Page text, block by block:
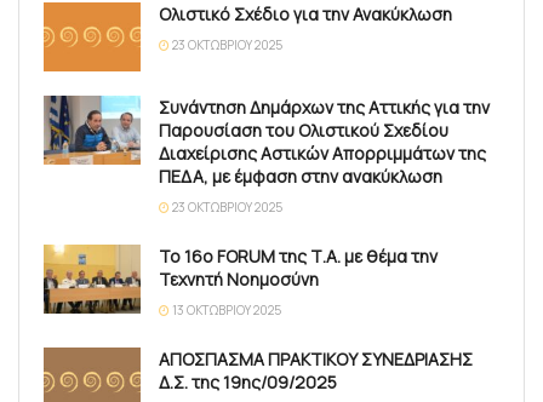
Ολιστικό Σχέδιο για την Ανακύκλωση
23 ΟΚΤΩΒΡΊΟΥ 2025
Συνάντηση Δημάρχων της Αττικής για την
Παρουσίαση του Ολιστικού Σχεδίου
Διαχείρισης Αστικών Απορριμμάτων της
ΠΕΔΑ, με έμφαση στην ανακύκλωση
23 ΟΚΤΩΒΡΊΟΥ 2025
Το 16ο FORUM της Τ.Α. με θέμα την
Τεχνητή Νοημοσύνη
13 ΟΚΤΩΒΡΊΟΥ 2025
ΑΠΟΣΠΑΣΜΑ ΠΡΑΚΤΙΚΟΥ ΣΥΝΕΔΡΙΑΣΗΣ
Δ.Σ. της 19ης/09/2025